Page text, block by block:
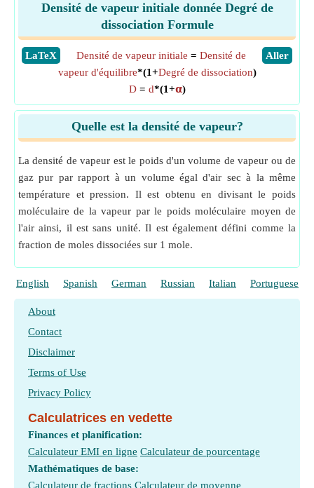
Densité de vapeur initiale donnée Degré de
dissociation Formule
​LaTeX ​Aller
Densité de vapeur initiale = Densité de
vapeur d'équilibre*(1+Degré de dissociation)
D= d*(1+𝝰)
Quelle est la densité de vapeur?
La densité de vapeur est le poids d'un volume de vapeur ou de
gaz pur par rapport à un volume égal d'air sec à la même
température et pression. Il est obtenu en divisant le poids
moléculaire de la vapeur par le poids moléculaire moyen de
l'air ainsi, il est sans unité. Il est également défini comme la
fraction de moles dissociées sur 1 mole.
English Spanish German Russian Italian Portuguese
About
Contact
Disclaimer
Terms of Use
Privacy Policy
Calculatrices en vedette
Finances et planification:
Calculateur EMI en ligne Calculateur de pourcentage
Mathématiques de base:
Calculateur de fractions Calculateur de moyenne